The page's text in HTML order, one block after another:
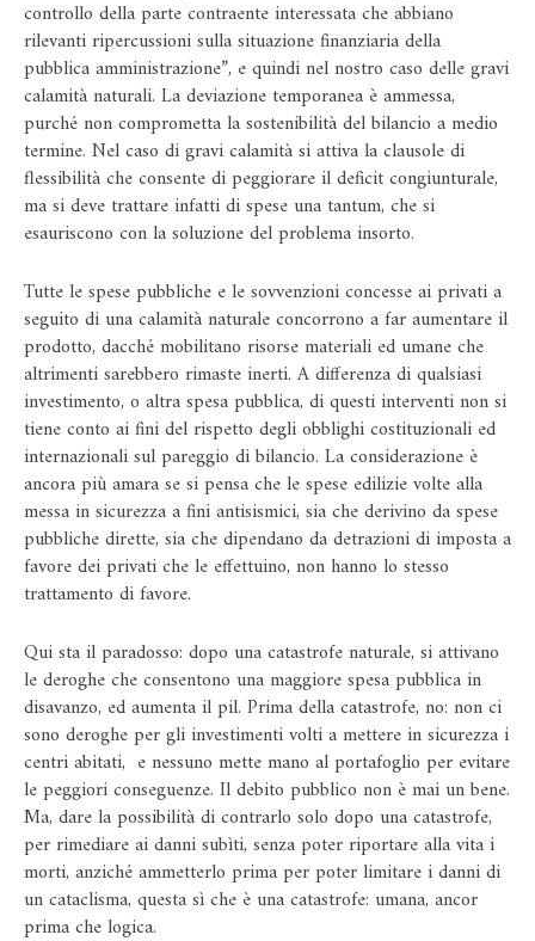
controllo della parte contraente interessata che abbiano
rilevanti ripercussioni sulla situazione finanziaria della
pubblica amministrazione”, e quindi nel nostro caso delle gravi
calamità naturali. La deviazione temporanea è ammessa,
purché non comprometta la sostenibilità del bilancio a medio
termine. Nel caso di gravi calamità si attiva la clausole di
flessibilità che consente di peggiorare il deficit congiunturale,
ma si deve trattare infatti di spese una tantum, che si
esauriscono con la soluzione del problema insorto.
Tutte le spese pubbliche e le sovvenzioni concesse ai privati a
seguito di una calamità naturale concorrono a far aumentare il
prodotto, dacché mobilitano risorse materiali ed umane che
altrimenti sarebbero rimaste inerti. A differenza di qualsiasi
investimento, o altra spesa pubblica, di questi interventi non si
tiene conto ai fini del rispetto degli obblighi costituzionali ed
internazionali sul pareggio di bilancio. La considerazione è
ancora più amara se si pensa che le spese edilizie volte alla
messa in sicurezza a fini antisismici, sia che derivino da spese
pubbliche dirette, sia che dipendano da detrazioni di imposta a
favore dei privati che le effettuino, non hanno lo stesso
trattamento di favore.
Qui sta il paradosso: dopo una catastrofe naturale, si attivano
le deroghe che consentono una maggiore spesa pubblica in
disavanzo, ed aumenta il pil. Prima della catastrofe, no: non ci
sono deroghe per gli investimenti volti a mettere in sicurezza i
centri abitati, e nessuno mette mano al portafoglio per evitare
le peggiori conseguenze. Il debito pubblico non è mai un bene.
Ma, dare la possibilità di contrarlo solo dopo una catastrofe,
per rimediare ai danni subìti, senza poter riportare alla vita i
morti, anziché ammetterlo prima per poter limitare i danni di
un cataclisma, questa sì che è una catastrofe: umana, ancor
prima che logica.